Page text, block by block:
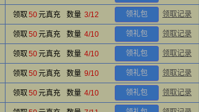
领取 50元真充 数量 3/12 领礼包 领取记录
领取 50元真充 数量 4/10 领礼包 领取记录
领取 50元真充 数量 4/10 领礼包 领取记录
领取 50元真充 数量 9/10 领礼包 领取记录
领取 50元真充 数量 4/10 领礼包 领取记录